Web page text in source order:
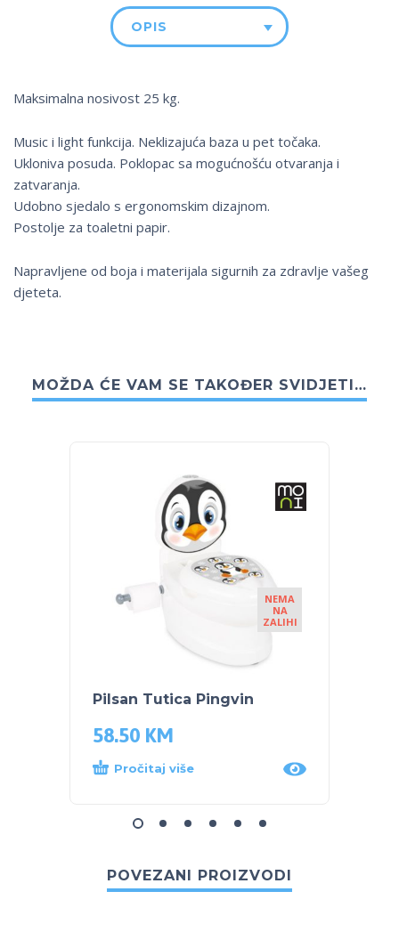
OPIS
Maksimalna nosivost 25 kg.
Music i light funkcija. Neklizajuća baza u pet točaka.
Ukloniva posuda. Poklopac sa mogućnošću otvaranja i
zatvaranja.
Udobno sjedalo s ergonomskim dizajnom.
Postolje za toaletni papir.
Napravljene od boja i materijala sigurnih za zdravlje vašeg
djeteta.
MOŽDA ĆE VAM SE TAKOĐER SVIDJETI…
NEMA
NA
ZALIHI
Pilsan Tutica Pingvin
58.50 KM
Pročitaj više
POVEZANI PROIZVODI